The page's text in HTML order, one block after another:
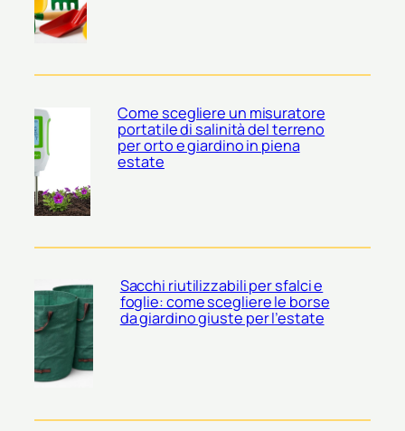
Come scegliere un misuratore
portatile di salinità del terreno
per orto e giardino in piena
estate
Sacchi riutilizzabili per sfalci e
foglie: come scegliere le borse
da giardino giuste per l’estate